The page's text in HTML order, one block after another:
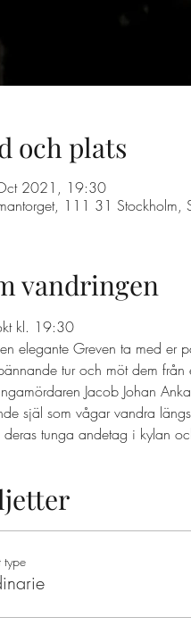
och plats
2021, 19:30
111 31 Stockholm,
vandringen
kl. 19:30
elegante Greven ta med er
tur och möt dem
Jacob Johan
själ som vågar vandra
deras tunga andetag i kylan
type